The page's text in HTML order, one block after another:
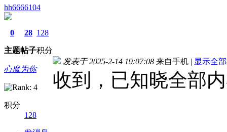
hh6666104
0
主题
28
帖子
128
积分
心魔为你
积分
128
发表于 2025-2-14 19:07:08 来自手机 | 显示全
收到，已知晓全部